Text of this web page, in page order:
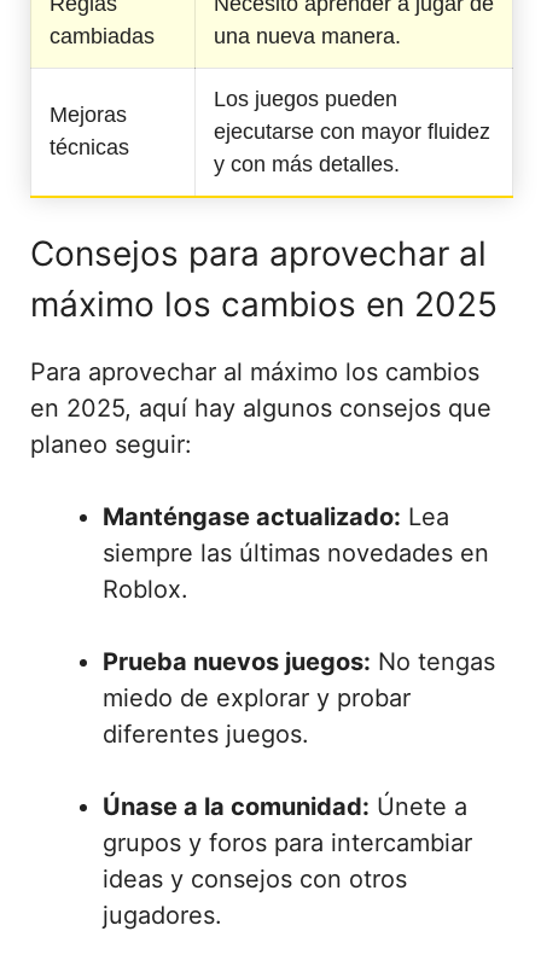
cambiadas
una nueva manera.
Mejoras
técnicas
Los juegos pueden
ejecutarse con mayor fluidez
y con más detalles.
Consejos para aprovechar al
máximo los cambios en 2025
Para aprovechar al máximo los cambios
en 2025, aquí hay algunos consejos que
planeo seguir:
Manténgase actualizado: Lea
siempre las últimas novedades en
Roblox.
Prueba nuevos juegos: No tengas
miedo de explorar y probar
diferentes juegos.
Únase a la comunidad: Únete a
grupos y foros para intercambiar
ideas y consejos con otros
jugadores.